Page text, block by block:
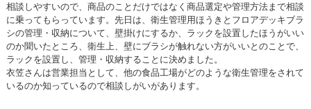
相談しやすいので、商品のことだけではなく商品選定や管理方法まで相談
に乗ってもらっています。先日は、衛生管理用ほうきとフロアデッキブラ
シの管理・収納について、壁掛けにするか、ラックを設置したほうがいい
のか聞いたところ、衛生上、壁にブラシが触れない方がいいとのことで、
ラックを設置し、管理・収納することに決めました。
衣笠さんは営業担当として、他の食品工場がどのような衛生管理をされて
いるのか知っているので相談しがいがあります。